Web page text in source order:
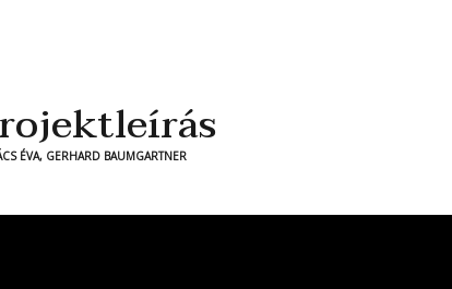
ÉVA, GERHARD BAUMGARTNER